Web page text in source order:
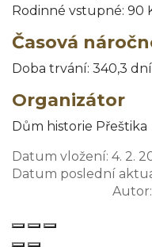
Rodinné vstupné: 90
Časová
Doba trvání: 340,3 dní
Organizátor
Dům historie Přeštika
Datum vložení: 4. 2.
Datum poslední
Autor: